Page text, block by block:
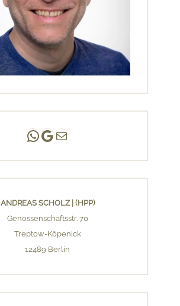
Andreas Scholz | (HPP)
Praxis Adlershof
E-Mail an mich ...
ANDREAS SCHOLZ | (HPP)
Genossenschaftsstr. 70
Treptow-Köpenick
12489 Berlin